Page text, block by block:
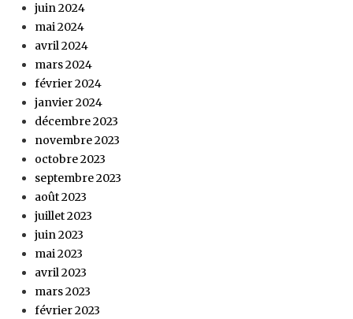
juin 2024
mai 2024
avril 2024
mars 2024
février 2024
janvier 2024
décembre 2023
novembre 2023
octobre 2023
septembre 2023
août 2023
juillet 2023
juin 2023
mai 2023
avril 2023
mars 2023
février 2023